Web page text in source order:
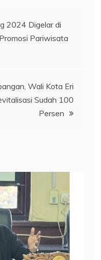
2024 Digelar di
Pariwisata
Wali Kota Eri
Sudah 100
Persen